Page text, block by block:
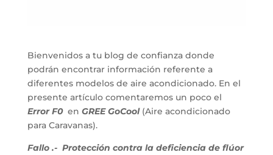
Bienvenidos a tu blog de confianza donde
podrán encontrar información referente a
diferentes modelos de aire acondicionado. En el
presente artículo comentaremos un poco el
Error F0en GREE GoCool(Aire acondicionado
para Caravanas).
Fallo .- Protección contra la deficiencia de flúor